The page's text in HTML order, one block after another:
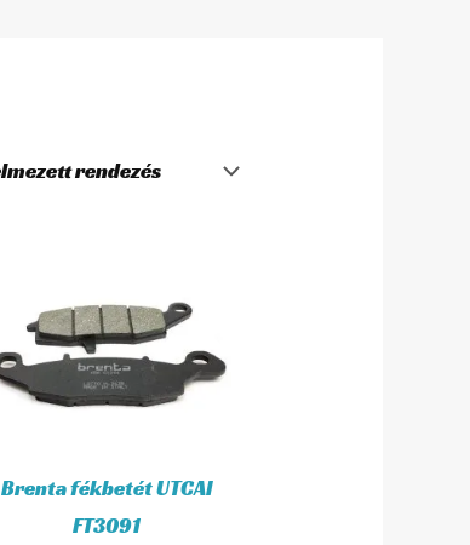
Brenta fékbetét UTCAI
FT3091